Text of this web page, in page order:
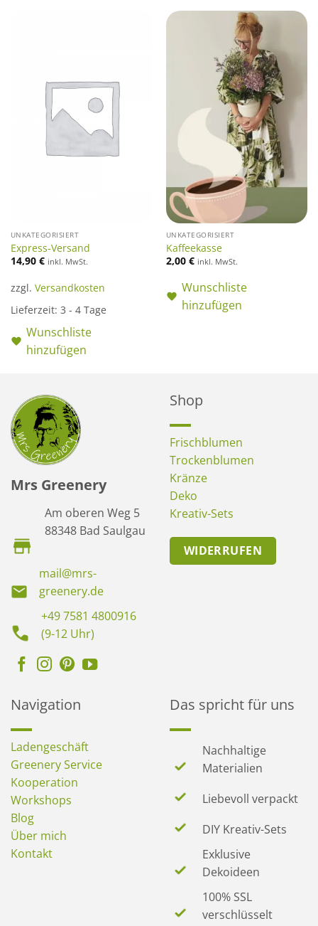
UNKATEGORISIERT
Express-Versand
14,90 € inkl. MwSt.
zzgl. Versandkosten
Lieferzeit: 3 - 4 Tage
Wunschliste
hinzufügen
UNKATEGORISIERT
Kaffeekasse
2,00 € inkl. MwSt.
Wunschliste
hinzufügen
Mrs Greenery
Am oberen Weg 5
88348 Bad Saulgau
mail@mrs-
greenery.de
+49 7581 4800916
(9-12 Uhr)
Shop
Frischblumen
Trockenblumen
Kränze
Deko
Kreativ-Sets
WIDERRUFEN
Navigation
Ladengeschäft
Greenery Service
Kooperation
Workshops
Blog
Über mich
Kontakt
Das spricht für uns
Nachhaltige
Materialien
Liebevoll verpackt
DIY Kreativ-Sets
Exklusive
Dekoideen
100% SSL
verschlüsselt